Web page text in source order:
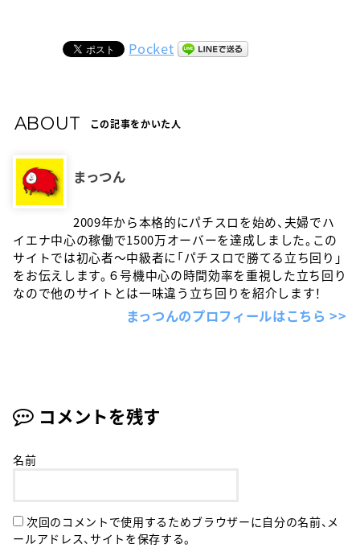
Pocket
ABOUT この記事をかいた人
まっつん
2009年から本格的にパチスロを始め、夫婦でハ
イエナ中心の稼働で1500万オーバーを達成しました。この
サイトでは初心者〜中級者に「パチスロで勝てる立ち回り」
をお伝えします。６号機中心の時間効率を重視した立ち回り
なので他のサイトとは一味違う立ち回りを紹介します！
まっつんのプロフィールはこちら >>
コメントを残す
名前
次回のコメントで使用するためブラウザーに自分の名前、メ
ールアドレス、サイトを保存する。